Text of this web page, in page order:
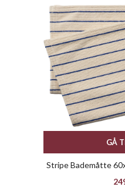
GÅ
Stripe Bademåtte